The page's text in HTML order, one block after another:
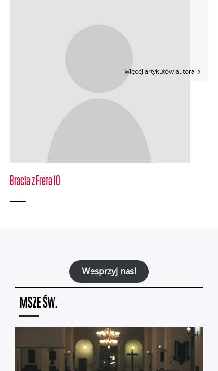
Bracia z Freta 10
Więcej artykułów autora
Wesprzyj nas!
MSZE ŚW.